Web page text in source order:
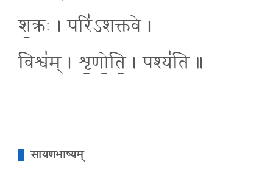
श॒क्रः । परि॑ऽशक्तवे ।
विश्व॑म् । शृ॒णो॒ति॒ । पश्य॑ति ॥
सायणभाष्यम्